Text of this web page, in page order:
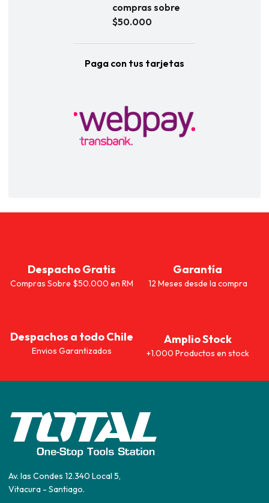
compras sobre
$50.000
Paga con tus tarjetas
Despacho Gratis
Compras Sobre $50.000 en RM
Garantía
12 Meses desde la compra
Despachos a todo Chile
Envios Garantizados
Amplio Stock
+1.000 Productos en stock
Av. las Condes 12.340 Local 5,
Vitacura - Santiago.